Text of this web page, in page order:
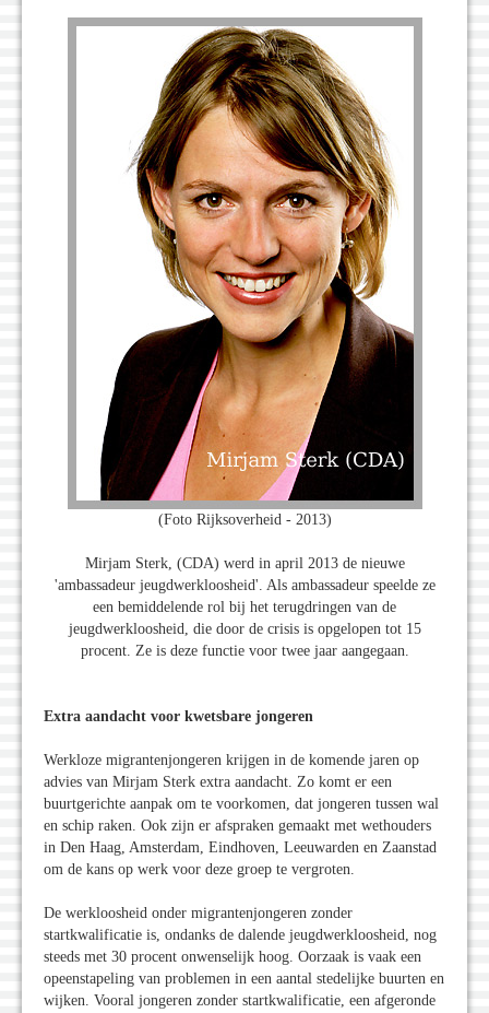
(Foto Rijksoverheid - 2013)
Mirjam Sterk, (CDA) werd in april 2013 de nieuwe
'ambassadeur jeugdwerkloosheid'. Als ambassadeur speelde ze
een bemiddelende rol bij het terugdringen van de
jeugdwerkloosheid, die door de crisis is opgelopen tot 15
procent. Ze is deze functie voor twee jaar aangegaan.
Extra aandacht voor kwetsbare jongeren
Werkloze migrantenjongeren krijgen in de komende jaren op
advies van Mirjam Sterk extra aandacht. Zo komt er een
buurtgerichte aanpak om te voorkomen, dat jongeren tussen wal
en schip raken. Ook zijn er afspraken gemaakt met wethouders
in Den Haag, Amsterdam, Eindhoven, Leeuwarden en Zaanstad
om de kans op werk voor deze groep te vergroten.
De werkloosheid onder migrantenjongeren zonder
startkwalificatie is, ondanks de dalende jeugdwerkloosheid, nog
steeds met 30 procent onwenselijk hoog. Oorzaak is vaak een
opeenstapeling van problemen in een aantal stedelijke buurten en
wijken. Vooral jongeren zonder startkwalificatie, een afgeronde